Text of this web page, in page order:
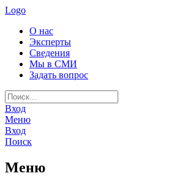
Logo
О нас
Эксперты
Сведения
Мы в СМИ
Задать вопрос
Вход
Меню
Вход
Поиск
Меню